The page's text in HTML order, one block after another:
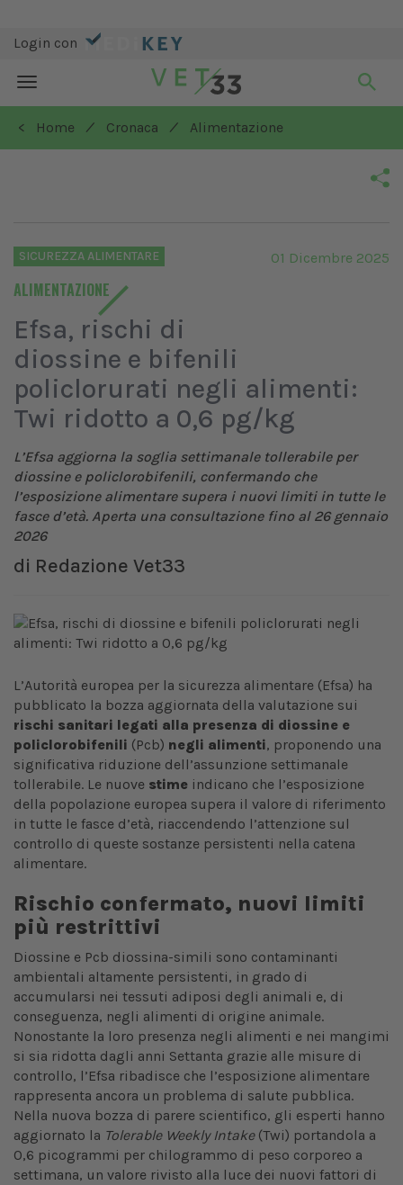
Login con
Toggle
navigation
< Home
/ Cronaca / Alimentazione
SICUREZZA ALIMENTARE
ALIMENTAZIONE
01 Dicembre 2025
Efsa, rischi di
diossine e bifenili
policlorurati negli alimenti:
Twi ridotto a 0,6 pg/kg
L’Efsa aggiorna la soglia settimanale tollerabile per
diossine e policlorobifenili, confermando che
l’esposizione alimentare supera i nuovi limiti in tutte le
fasce d’età. Aperta una consultazione fino al 26 gennaio
2026
di Redazione Vet33
L’Autorità europea per la sicurezza alimentare (Efsa) ha
pubblicato la bozza aggiornata della valutazione sui
rischi sanitari legati alla presenza di diossine e
policlorobifenili (Pcb) negli alimenti, proponendo una
significativa riduzione dell’assunzione settimanale
tollerabile. Le nuove stime indicano che l’esposizione
della popolazione europea supera il valore di riferimento
in tutte le fasce d’età, riaccendendo l’attenzione sul
controllo di queste sostanze persistenti nella catena
alimentare.
Rischio confermato, nuovi limiti
più restrittivi
Diossine e Pcb diossina-simili sono contaminanti
ambientali altamente persistenti, in grado di
accumularsi nei tessuti adiposi degli animali e, di
conseguenza, negli alimenti di origine animale.
Nonostante la loro presenza negli alimenti e nei mangimi
si sia ridotta dagli anni Settanta grazie alle misure di
controllo, l’Efsa ribadisce che l’esposizione alimentare
rappresenta ancora un problema di salute pubblica.
Nella nuova bozza di parere scientifico, gli esperti hanno
aggiornato la Tolerable Weekly Intake(Twi) portandola a
0,6 picogrammi per chilogrammo di peso corporeo a
settimana, un valore rivisto alla luce dei nuovi fattori di